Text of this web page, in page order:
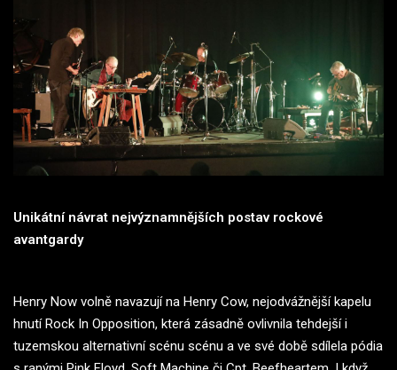
Unikátní návrat nejvýznamnějších postav rockové
avantgardy
Henry Now volně navazují na Henry Cow, nejodvážnější kapelu
hnutí Rock In Opposition, která zásadně ovlivnila tehdejší i
tuzemskou alternativní scénu scénu a ve své době sdílela pódia